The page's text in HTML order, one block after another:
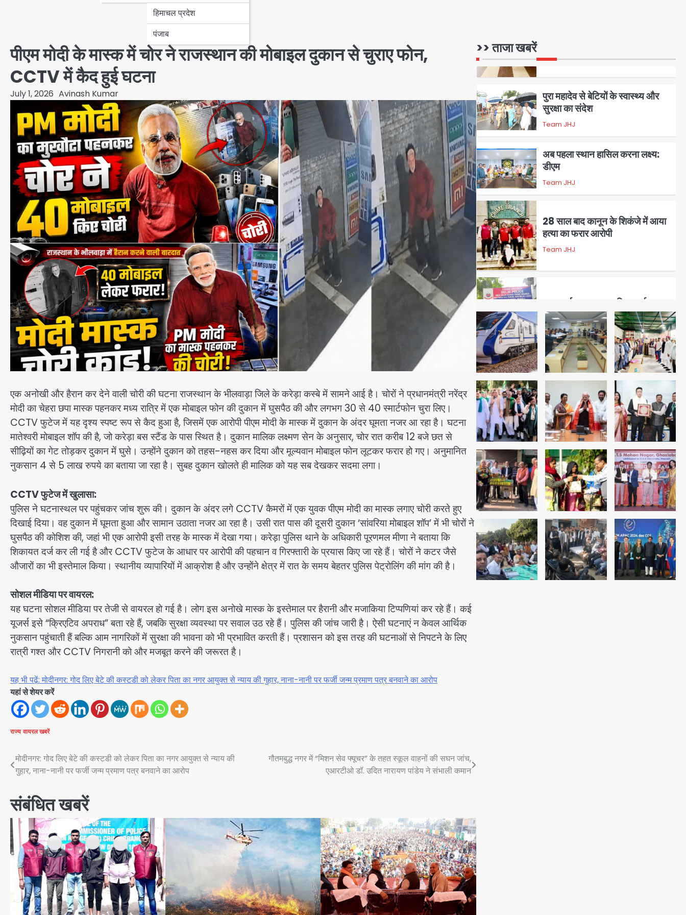
हिमाचल प्रदेश
पंजाब
पीएम मोदी के मास्क में चोर ने राजस्थान की मोबाइल दुकान से चुराए फोन,
CCTV में कैद हुई घटना
July 1, 2026 Avinash Kumar
एक अनोखी और हैरान कर देने वाली चोरी की घटना राजस्थान के भीलवाड़ा जिले के करेड़ा कस्बे में सामने आई है। चोरों ने प्रधानमंत्री नरेंद्र
मोदी का चेहरा छपा मास्क पहनकर मध्य रात्रि में एक मोबाइल फोन की दुकान में घुसपैठ की और लगभग 30 से 40 स्मार्टफोन चुरा लिए।
CCTV फुटेज में यह दृश्य स्पष्ट रूप से कैद हुआ है, जिसमें एक आरोपी पीएम मोदी के मास्क में दुकान के अंदर घूमता नजर आ रहा है। घटना
मातेश्वरी मोबाइल शॉप की है, जो करेड़ा बस स्टैंड के पास स्थित है। दुकान मालिक लक्ष्मण सेन के अनुसार, चोर रात करीब 12 बजे छत से
सीढ़ियों का गेट तोड़कर दुकान में घुसे। उन्होंने दुकान को तहस-नहस कर दिया और मूल्यवान मोबाइल फोन लूटकर फरार हो गए। अनुमानित
नुकसान 4 से 5 लाख रुपये का बताया जा रहा है। सुबह दुकान खोलते ही मालिक को यह सब देखकर सदमा लगा।
CCTV फुटेज में खुलासा:
पुलिस ने घटनास्थल पर पहुंचकर जांच शुरू की। दुकान के अंदर लगे CCTV कैमरों में एक युवक पीएम मोदी का मास्क लगाए चोरी करते हुए
दिखाई दिया। वह दुकान में घूमता हुआ और सामान उठाता नजर आ रहा है। उसी रात पास की दूसरी दुकान ‘सांवरिया मोबाइल शॉप’ में भी चोरों ने
घुसपैठ की कोशिश की, जहां भी एक आरोपी इसी तरह के मास्क में देखा गया। करेड़ा पुलिस थाने के अधिकारी पूरणमल मीणा ने बताया कि
शिकायत दर्ज कर ली गई है और CCTV फुटेज के आधार पर आरोपी की पहचान व गिरफ्तारी के प्रयास किए जा रहे हैं। चोरों ने कटर जैसे
औजारों का भी इस्तेमाल किया। स्थानीय व्यापारियों में आक्रोश है और उन्होंने क्षेत्र में रात के समय बेहतर पुलिस पेट्रोलिंग की मांग की है।
सोशल मीडिया पर वायरल:
यह घटना सोशल मीडिया पर तेजी से वायरल हो गई है। लोग इस अनोखे मास्क के इस्तेमाल पर हैरानी और मजाकिया टिप्पणियां कर रहे हैं। कई
यूजर्स इसे “क्रिएटिव अपराध” बता रहे हैं, जबकि सुरक्षा व्यवस्था पर सवाल उठ रहे हैं। पुलिस की जांच जारी है। ऐसी घटनाएं न केवल आर्थिक
नुकसान पहुंचाती हैं बल्कि आम नागरिकों में सुरक्षा की भावना को भी प्रभावित करती हैं। प्रशासन को इस तरह की घटनाओं से निपटने के लिए
रात्री गश्त और CCTV निगरानी को और मजबूत करने की जरूरत है।
यह भी पढ़ें: मोदीनगर: गोद लिए बेटे की कस्टडी को लेकर पिता का नगर आयुक्त से न्याय की गुहार, नाना-नानी पर फर्जी जन्म प्रमाण पत्र बनवाने का आरोप
यहां से शेयर करें
राज्य वायरल खबरें
Post
navigation
मोदीनगर: गोद लिए बेटे की कस्टडी को लेकर पिता का नगर आयुक्त से न्याय की
गुहार, नाना-नानी पर फर्जी जन्म प्रमाण पत्र बनवाने का आरोप
गौतमबुद्ध नगर में “मिशन सेव फ्यूचर” के तहत स्कूल वाहनों की सघन जांच,
एआरटीओ डॉ. उदित नारायण पांडेय ने संभाली कमान
संबंधित खबरें
>> ताजा खबरें
1
2
अब पहला स्थान हासिल करना लक्ष्य:
डीएम
3
28 साल बाद कानून के शिकंजे में आया
हत्या का फरार आरोपी
4
क्राइम ब्रांच के हत्थे
5
रोहित चौधरी गैंग का कुख्यात बदमाश
राजस्थान से गिरफ्तार
Team JHJ
1
पुरा महादेव से बेटियों के स्वास्थ्य और
सुरक्षा का संदेश
Team JHJ
2
अब पहला स्थान हासिल करना लक्ष्य:
डीएम
Team JHJ
28 साल बाद कानून के शिकंजे में आया
हत्या का फरार आरोपी
Team JHJ